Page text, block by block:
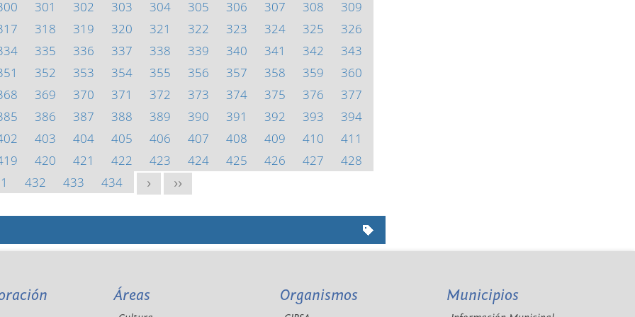
301 302 303 304 305 306 307 308
309
318 319 320 321 322 323 324 325
326
335 336 337 338 339 340 341 342
343
352 353 354 355 356 357 358 359
360
369 370 371 372 373 374 375 376
377
386 387 388 389 390 391 392 393
394
403 404 405 406 407 408 409 410
411
420 421 422 423 424 425 426 427
428
432 433 434 > >>
Áreas Organismos Municipios